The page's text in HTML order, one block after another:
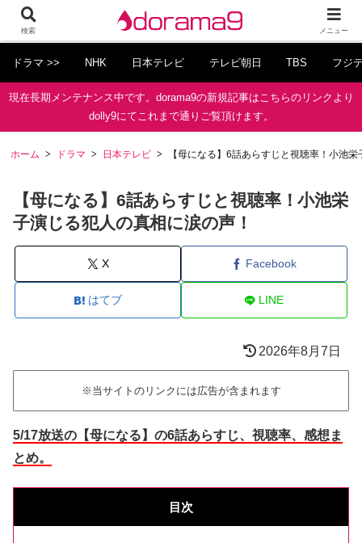
ドラマ >> NHK 日本テレビ テレビ朝日 TBS フジ
現在長期メンテナンス中です。dorama9の新規記事はこちらのリンクより
dolly9にてこれまで通りご覧頂けます。
ホーム ドラマ 日本テレビ 【母になる】6話あらすじと視聴率！小池
【母になる】6話あらすじと視聴率！小池栄
子演じる犯人の真相に涙の声！
X Facebook
はてブ LINE
2026年8月7日
※当サイトのリンクには広告が含まれます
5/17放送の【母になる】の6話あらすじ、視聴率、感想ま
とめ。
目次
検索 メニュー